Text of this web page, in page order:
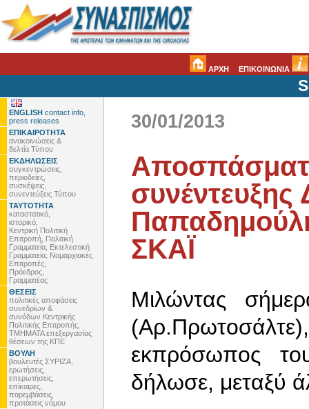
ΑΡΧΗ ΕΠΙΚΟΙΝΩΝΙΑ
ENGLISH contact info,
press releases
ΕΠΙΚΑΙΡΟΤΗΤΑ
ανακοινώσεις &
δελτία Τύπου
ΕΚΔΗΛΩΣΕΙΣ
συγκεντρώσεις,
περιοδείες,
συσκέψεις,
συνεντεύξεις Τύπου
ΤΑΥΤΟΤΗΤΑ
καταστατικό,
ιστορικό,
Κεντρική Πολιτική
Επιτροπή, Πολιτική
Γραμματεία, Εκτελεστική
Γραμματεία, Νομαρχιακές
Επιτροπές,
Πρόεδρος,
Γραμματέας
ΘΕΣΕΙΣ
πολιτικές αποφάσεις
συνεδρίων &
συνόδων Κεντρικής
Πολιτικής Επιτροπής,
ΤΜΗΜΑΤΑ επεξεργασίας
θέσεων της ΚΠΕ
ΒΟΥΛΗ
βουλευτές ΣΥΡΙΖΑ,
ερωτήσεις,
επερωτήσεις,
επίκαιρες,
παρεμβάσεις,
προτάσεις νόμου
30/01/2013
συνέντευξης
ΣΚΑΪ
Μιλώντας
εκπρόσωπος
δήλωσε, μεταξύ